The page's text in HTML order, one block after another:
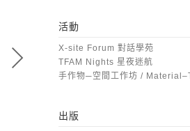
活動
X-site Forum 對話學苑
TFAM Nights 星夜迷航
手作物─空間工作坊 /
出版